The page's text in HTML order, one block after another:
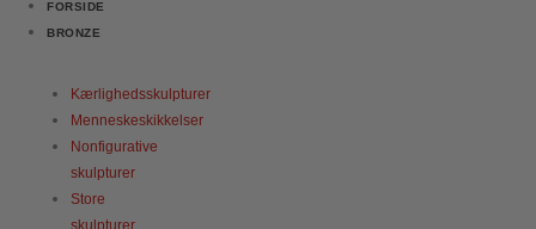
FORSIDE
BRONZE
Kærlighedsskulpturer
Menneskeskikkelser
Nonfigurative
skulpturer
Store
skulpturer